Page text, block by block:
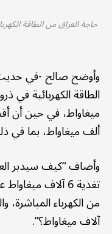
وأوضح صالح -في
ألف ميغاواط، بما في
وأضاف “كيف سيدبر
تغذية 6 آلاف
آلاف ميغاواط؟”.